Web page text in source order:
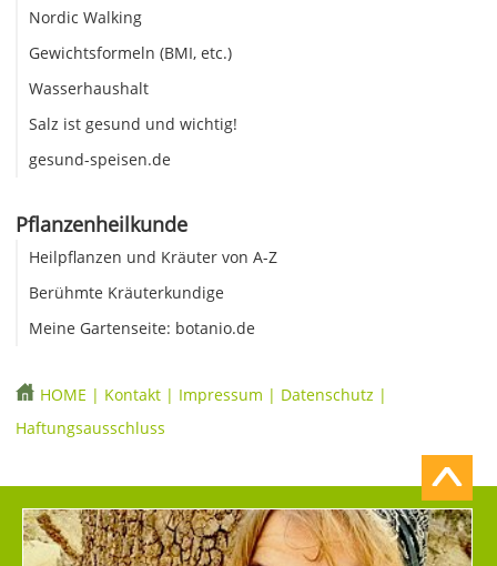
Nordic Walking
Gewichtsformeln (BMI, etc.)
Wasserhaushalt
Salz ist gesund und wichtig!
gesund-speisen.de
Pflanzenheilkunde
Heilpflanzen und Kräuter von A-Z
Berühmte Kräuterkundige
Meine Gartenseite: botanio.de
HOME | Kontakt | Impressum | Datenschutz |
Haftungsausschluss